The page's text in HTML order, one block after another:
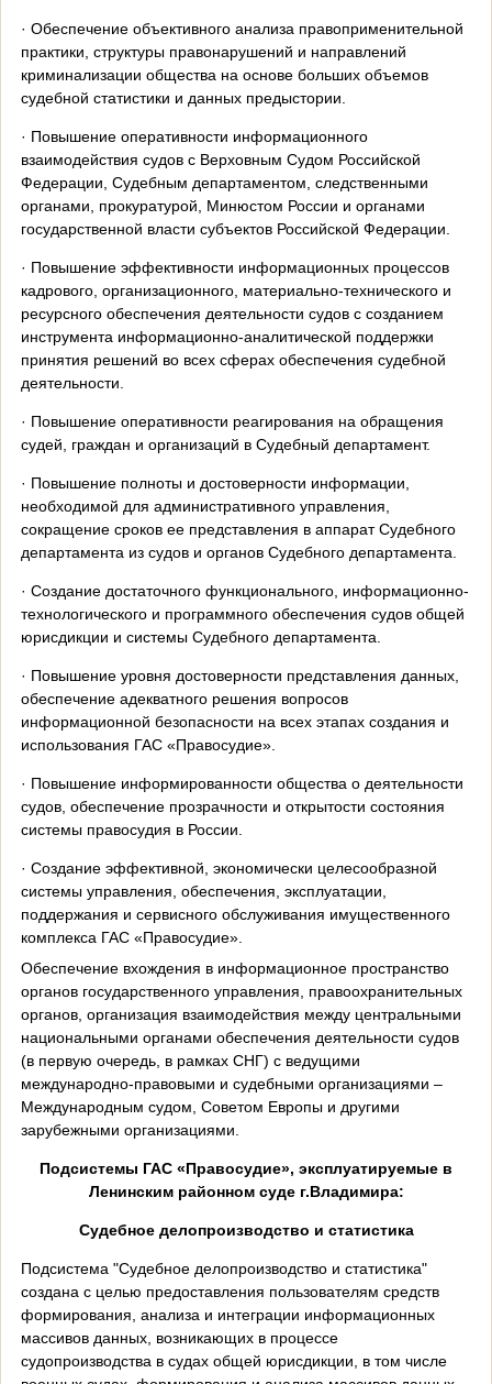
· Обеспечение объективного анализа правоприменительной
практики, структуры правонарушений и направлений
криминализации общества на основе больших объемов
судебной статистики и данных предыстории.
· Повышение оперативности информационного
взаимодействия судов с Верховным Судом Российской
Федерации, Судебным департаментом, следственными
органами, прокуратурой, Минюстом России и органами
государственной власти субъектов Российской Федерации.
· Повышение эффективности информационных процессов
кадрового, организационного, материально-технического и
ресурсного обеспечения деятельности судов с созданием
инструмента информационно-аналитической поддержки
принятия решений во всех сферах обеспечения судебной
деятельности.
· Повышение оперативности реагирования на обращения
судей, граждан и организаций в Судебный департамент.
· Повышение полноты и достоверности информации,
необходимой для административного управления,
сокращение сроков ее представления в аппарат Судебного
департамента из судов и органов Судебного департамента.
· Создание достаточного функционального, информационно-
технологического и программного обеспечения судов общей
юрисдикции и системы Судебного департамента.
· Повышение уровня достоверности представления данных,
обеспечение адекватного решения вопросов
информационной безопасности на всех этапах создания и
использования ГАС «Правосудие».
· Повышение информированности общества о деятельности
судов, обеспечение прозрачности и открытости состояния
системы правосудия в России.
· Создание эффективной, экономически целесообразной
системы управления, обеспечения, эксплуатации,
поддержания и сервисного обслуживания имущественного
комплекса ГАС «Правосудие».
Обеспечение вхождения в информационное пространство
органов государственного управления, правоохранительных
органов, организация взаимодействия между центральными
национальными органами обеспечения деятельности судов
(в первую очередь, в рамках СНГ) с ведущими
международно-правовыми и судебными организациями –
Международным судом, Советом Европы и другими
зарубежными организациями.
Подсистемы ГАС «Правосудие», эксплуатируемые в
Ленинским районном суде г.Владимира:
Судебное делопроизводство и статистика
Подсистема "Судебное делопроизводство и статистика"
создана с целью предоставления пользователям средств
формирования, анализа и интеграции информационных
массивов данных, возникающих в процессе
судопроизводства в судах общей юрисдикции, в том числе